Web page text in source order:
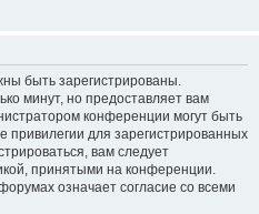
быть зарегистрированы.
минут, но предоставляет вам
конференции могут быть
привилегии для зарегистрированных
вам следует
принятыми на конференции.
означает согласие со всеми